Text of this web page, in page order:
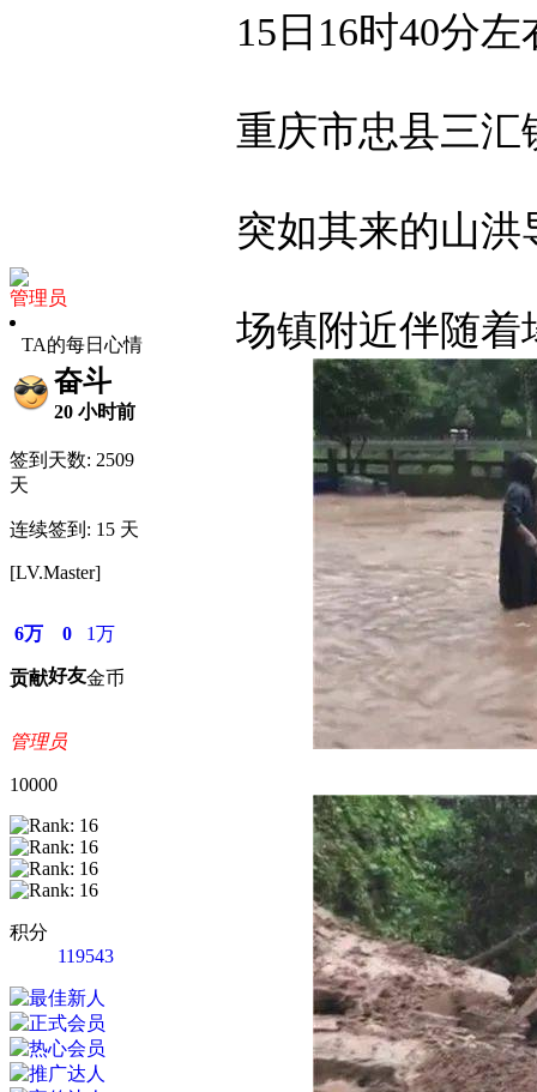
管理员
TA的每日心情
奋斗
20 小时前
签到天数: 2509
天
连续签到: 15 天
[LV.Master]
6万
贡献
0
好友
1万
金币
管理员
10000
积分
119543
15日16时40分左
重庆市忠县三汇
突如其来的山洪
场镇附近伴随着